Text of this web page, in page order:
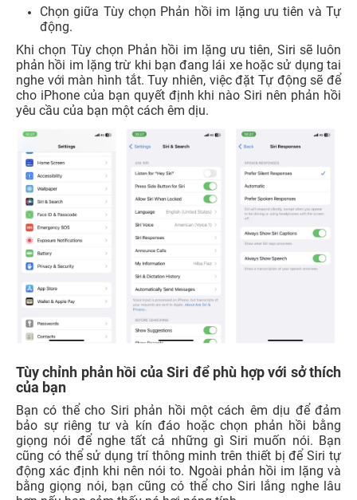
Chọn giữa Tùy chọn Phản hồi im lặng ưu tiên và Tự
động.
Khi chọn Tùy chọn Phản hồi im lặng ưu tiên, Siri sẽ luôn
phản hồi im lặng trừ khi bạn đang lái xe hoặc sử dụng tai
nghe với màn hình tắt. Tuy nhiên, việc đặt Tự động sẽ để
cho iPhone của bạn quyết định khi nào Siri nên phản hồi
yêu cầu của bạn một cách êm dịu.
Tùy chỉnh phản hồi của Siri để phù hợp với sở thích
của bạn
Bạn có thể cho Siri phản hồi một cách êm dịu để đảm
bảo sự riêng tư và kín đáo hoặc chọn phản hồi bằng
giọng nói để nghe tất cả những gì Siri muốn nói. Bạn
cũng có thể sử dụng trí thông minh trên thiết bị để Siri tự
động xác định khi nên nói to. Ngoài phản hồi im lặng và
bằng giọng nói, bạn cũng có thể cho Siri lắng nghe lâu